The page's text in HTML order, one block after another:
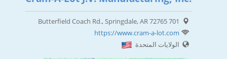
701 Butterfield Coach Rd., Springdale, AR 72765
https://www.cram-a-lot.com
الولايات المتحدة